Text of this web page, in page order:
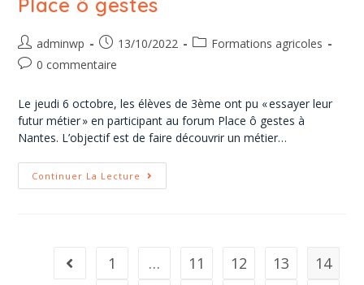
Place ô gestes
adminwp 13/10/2022
Formations agricoles
0 commentaire
Le jeudi 6 octobre, les élèves de 3ème ont pu « essayer leur
futur métier » en participant au forum Place ô gestes à
Nantes. L’objectif est de faire découvrir un métier…
Continuer La Lecture
1 … 11 12 13
14